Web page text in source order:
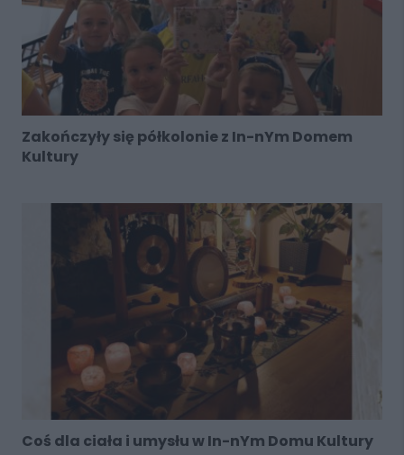
Zakończyły się półkolonie z In-nYm Domem
Kultury
Coś dla ciała i umysłu w In-nYm Domu Kultury